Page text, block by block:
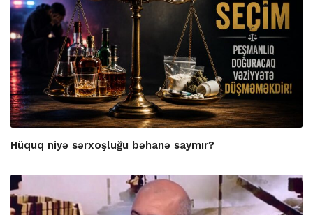
Hüquq niyə sərxoşluğu bəhanə saymır?